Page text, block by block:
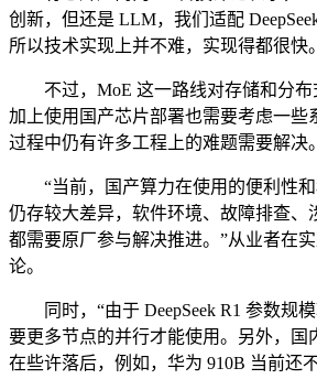
创新，但还是 LLM，我们适配
所以技术实现上并不难，实现得都很快
不过，MoE 这一路线对存储和分布
加上使用国产芯片部署也需要考虑一些
过程中仍有许多工程上的难题需要解决。
“当前，国产算力在使用的便利性和
仍存较大差异，软件环境、故障排查、
都需要原厂参与解决推进。”从业者在
论。
同时，“由于 DeepSeek R1 参数规
要更多节点的并行才能使用。另外，国
在些许落后，例如，华为 910B 当前还